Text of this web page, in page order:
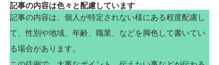
記事の内容は色々と配慮しています
記事の内容は、個人が特定されない様にある程度配慮し
て、性別や地域、年齢、職業、などを脚色して書いてい
る場合があります。